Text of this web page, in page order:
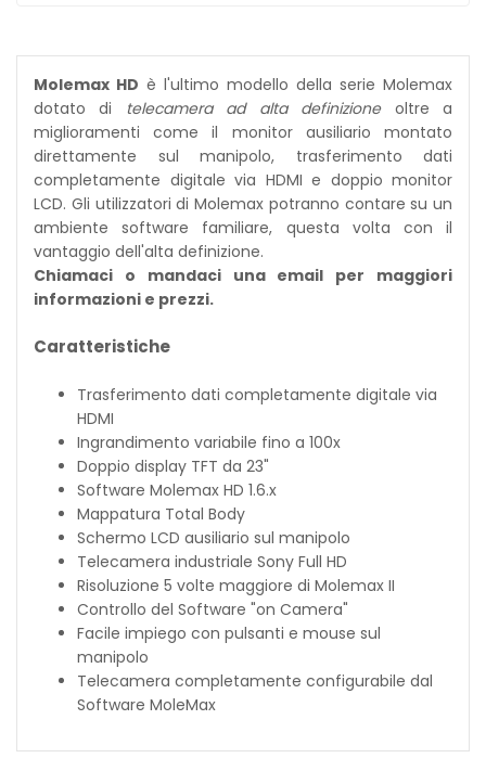
Molemax HD è l'ultimo modello della serie Molemax
dotato di telecamera ad alta definizioneoltre a
miglioramenti come il monitor ausiliario montato
direttamente sul manipolo, trasferimento dati
completamente digitale via HDMI e doppio monitor
LCD. Gli utilizzatori di Molemax potranno contare su un
ambiente software familiare, questa volta con il
vantaggio dell'alta definizione.
Chiamaci o mandaci una email per maggiori
informazioni e prezzi.
Caratteristiche
Trasferimento dati completamente digitale via
HDMI
Ingrandimento variabile fino a 100x
Doppio display TFT da 23"
Software Molemax HD 1.6.x
Mappatura Total Body
Schermo LCD ausiliario sul manipolo
Telecamera industriale Sony Full HD
Risoluzione 5 volte maggiore di Molemax II
Controllo del Software "on Camera"
Facile impiego con pulsanti e mouse sul
manipolo
Telecamera completamente configurabile dal
Software MoleMax